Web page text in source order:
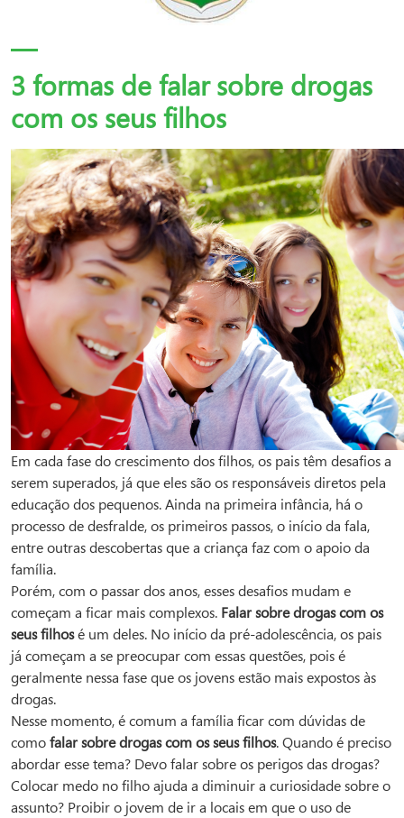
3 formas de falar sobre drogas
com os seus filhos
Em cada fase do crescimento dos filhos, os pais têm desafios a
serem superados, já que eles são os responsáveis diretos pela
educação dos pequenos. Ainda na primeira infância, há o
processo de desfralde, os primeiros passos, o início da fala,
entre outras descobertas que a criança faz com o apoio da
família.
Porém, com o passar dos anos, esses desafios mudam e
começam a ficar mais complexos. Falar sobre drogas com os
seus filhosé um deles. No início da pré-adolescência, os pais
já começam a se preocupar com essas questões, pois é
geralmente nessa fase que os jovens estão mais expostos às
drogas.
Nesse momento, é comum a família ficar com dúvidas de
comofalar sobre drogas com os seus filhos. Quando é preciso
abordar esse tema? Devo falar sobre os perigos das drogas?
Colocar medo no filho ajuda a diminuir a curiosidade sobre o
assunto? Proibir o jovem de ir a locais em que o uso de